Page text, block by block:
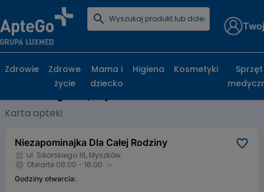
Strona główna
Niezapominajka Dla Całej Rodziny, ul.
Karta apteki
Niezapominajka Dla Całej Rodziny
ul. Sikorskiego 16, Myszków
Otwarte 08:00 - 16:00
Godziny otwarcia:
Zdrowie
Zdrowe
życie
Mama i
dziecko
Higiena Kosmetyki
Sprzęt